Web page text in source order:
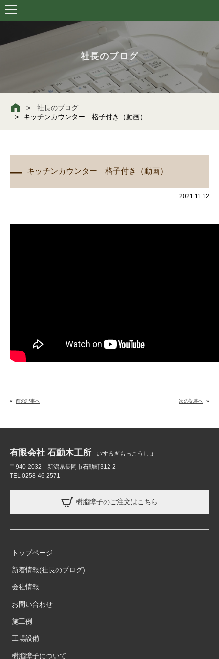
社長のブログ
社長のブログ
キッチンカウンター 格子付き（動画）
キッチンカウンター 格子付き（動画）
2021.11.12
« 前の記事へ 次の記事へ »
有限会社 石動木工所
いするぎもっこうしょ
〒940-2032 新潟県長岡市石動町312-2
TEL 0258-46-2571
樹脂障子のご注文はこちら
トップページ
新着情報(社長のブログ)
会社情報
お問い合わせ
施工例
工場設備
樹脂障子について